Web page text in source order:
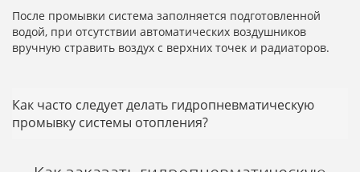
После промывки система заполняется подготовленной
водой, при отсутствии автоматических воздушников
вручную стравить воздух с верхних точек и радиаторов.
Как часто следует делать гидропневматическую
промывку системы отопления?